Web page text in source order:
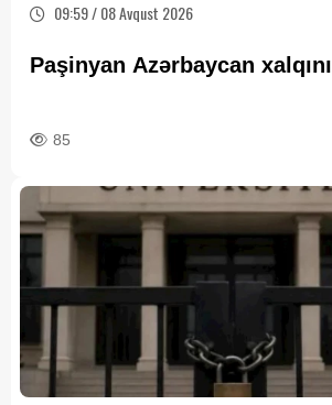
09:59 / 08 Avqust 2026
Paşinyan Azərbaycan xalqını
85